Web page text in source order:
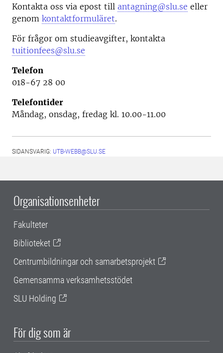
Kontakta oss via epost till antagning@slu.se eller
genom kontaktformuläret.
För frågor om studieavgifter, kontakta
tuitionfees@slu.se
Telefon
018-67 28 00
Telefontider
Måndag, onsdag, fredag kl. 10.00-11.00
SIDANSVARIG: UTB-WEBB@SLU.SE
Organisationsenheter
Fakulteter
Biblioteket
Centrumbildningar och samarbetsprojekt
Gemensamma verksamhetsstödet
SLU Holding
För dig som är